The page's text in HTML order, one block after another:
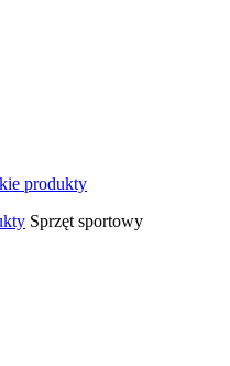
Sprzęt sportowy